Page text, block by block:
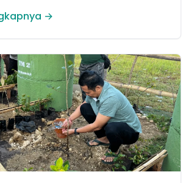
turunan hingga trek yang
→